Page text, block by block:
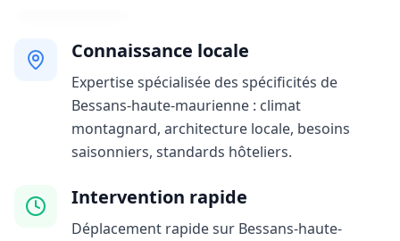
Connaissance locale
Expertise spécialisée des spécificités de
Bessans-haute-maurienne : climat
montagnard, architecture locale, besoins
saisonniers, standards hôteliers.
Intervention rapide
Déplacement rapide sur Bessans-haute-